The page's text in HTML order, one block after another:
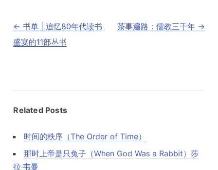
文
章
导
← 书单 | 追忆80年代读书
盛宴的11部丛书
茶事遍路：儒教三千年 →
Related Posts
时间的秩序（The Order of Time）
那时上帝是只兔子（When God Was a Rabbit）莎
拉·韦曼